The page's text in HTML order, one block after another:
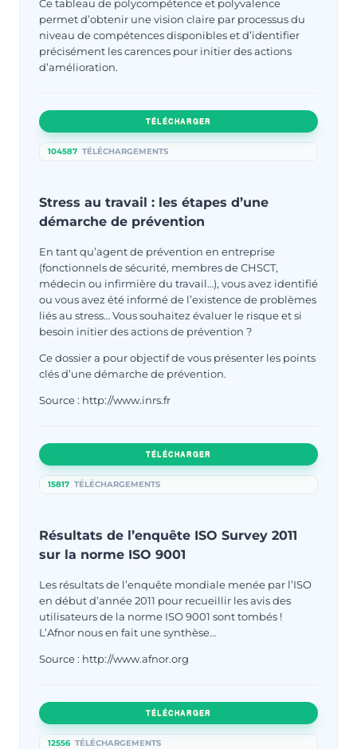
Ce tableau de polycompétence et polyvalence
permet d’obtenir une vision claire par processus du
niveau de compétences disponibles et d’identifier
précisément les carences pour initier des actions
d’amélioration.
TÉLÉCHARGER
104587 TÉLÉCHARGEMENTS
Stress au travail : les étapes d’une
démarche de prévention
En tant qu’agent de prévention en entreprise
(fonctionnels de sécurité, membres de CHSCT,
médecin ou infirmière du travail…), vous avez identifié
ou vous avez été informé de l’existence de problèmes
liés au stress… Vous souhaitez évaluer le risque et si
besoin initier des actions de prévention ?
Ce dossier a pour objectif de vous présenter les points
clés d’une démarche de prévention.
Source : http://www.inrs.fr
TÉLÉCHARGER
15817 TÉLÉCHARGEMENTS
Résultats de l’enquête ISO Survey 2011
sur la norme ISO 9001
Les résultats de l’enquête mondiale menée par l’ISO
en début d’année 2011 pour recueillir les avis des
utilisateurs de la norme ISO 9001 sont tombés !
L’Afnor nous en fait une synthèse…
Source : http://www.afnor.org
TÉLÉCHARGER
12556 TÉLÉCHARGEMENTS